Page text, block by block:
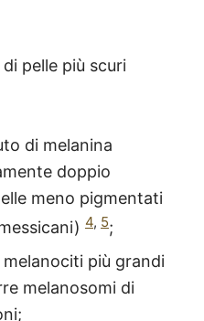
pelle più scuri
di melanina
doppio
meno pigmentati
4, 5;
più grandi
melanosomi di